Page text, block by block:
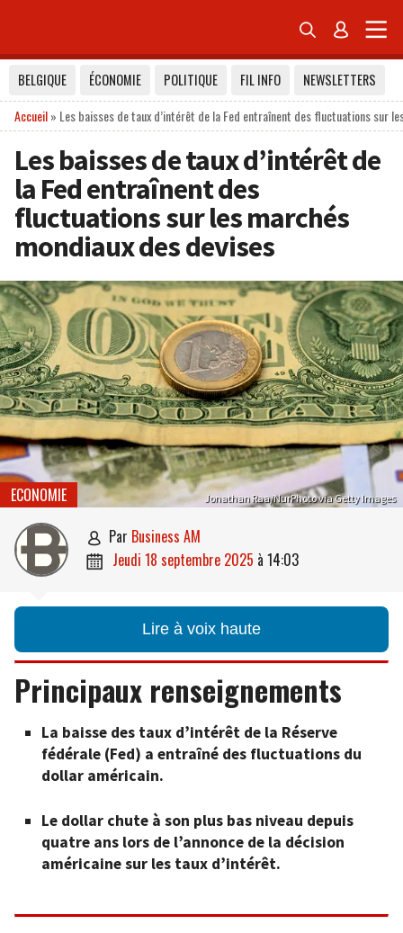
 
BELGIQUE ÉCONOMIE POLITIQUE FIL INFO
NEWSLETTERS
Accueil» Les baisses de taux d’intérêt de la Fed entraînent des fluctuations sur
Les baisses de taux d’intérêt de
la Fed entraînent des
fluctuations sur les marchés
mondiaux des devises
Jonathan Raa/NurPhoto via Getty Images
ECONOMIE
 par Business AM
 jeudi 18 septembre 2025 à 14:03
Lire à voix haute
Principaux renseignements
La baisse des taux d’intérêt de la Réserve
fédérale (Fed) a entraîné des fluctuations du
dollar américain.
Le dollar chute à son plus bas niveau depuis
quatre ans lors de l’annonce de la décision
américaine sur les taux d’intérêt.